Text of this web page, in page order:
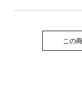
この